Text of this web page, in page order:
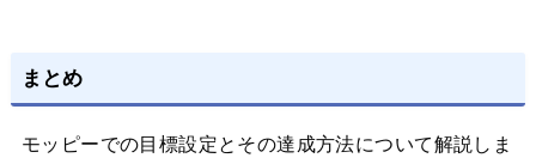
まとめ
モッピーでの目標設定とその達成方法について解説しま